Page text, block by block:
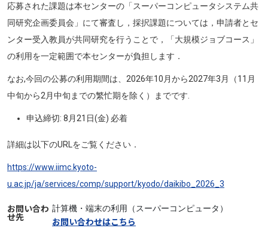
応募された課題は本センターの「スーパーコンピュータシステム共
同研究企画委員会」にて審査し，採択課題については，申請者とセ
ンター受入教員が共同研究を行うことで，「大規模ジョブコース」
の利用を一定範囲で本センターが負担します．
なお,今回の公募の利用期間は、2026年10月から2027年3月（11月
中旬から2月中旬までの繁忙期を除く）までです.
申込締切: 8月21日(金) 必着
詳細は以下のURLをご覧ください．
https://www.iimc.kyoto-
u.ac.jp/ja/services/comp/support/kyodo/daikibo_2026_3
お問い合わ
せ先
計算機・端末の利用（スーパーコンピュータ）
お問い合わせはこちら